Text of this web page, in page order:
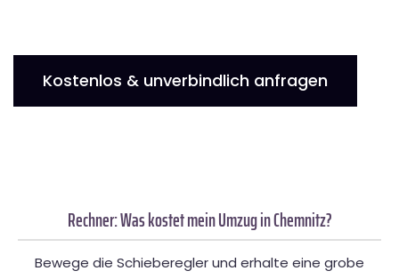
Kostenlos & unverbindlich anfragen
Rechner: Was kostet mein Umzug in Chemnitz?
Bewege die Schieberegler und erhalte eine grobe